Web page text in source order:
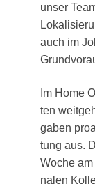
unser
auch im
Im Home
ten
ga­ben
tung aus.
Woche
na­len